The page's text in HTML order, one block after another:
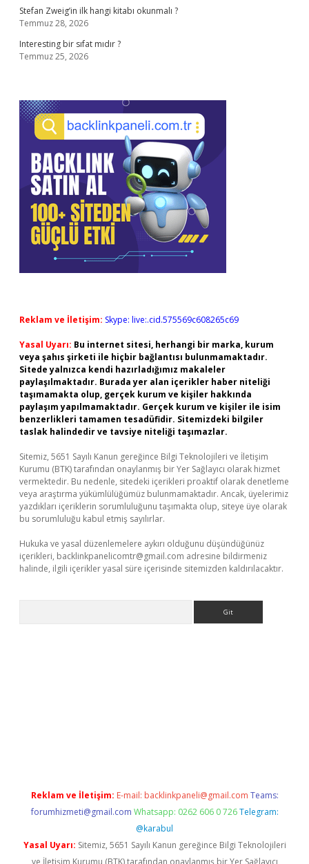
Stefan Zweig’in ilk hangi kitabı okunmalı ?
Temmuz 28, 2026
Interesting bir sıfat mıdır ?
Temmuz 25, 2026
Reklam ve İletişim: Skype: live:.cid.575569c608265c69
Yasal Uyarı: Bu internet sitesi, herhangi bir marka, kurum
veya şahıs şirketi ile hiçbir bağlantısı bulunmamaktadır.
Sitede yalnızca kendi hazırladığımız makaleler
paylaşılmaktadır. Burada yer alan içerikler haber niteliği
taşımamakta olup, gerçek kurum ve kişiler hakkında
paylaşım yapılmamaktadır. Gerçek kurum ve kişiler ile isim
benzerlikleri tamamen tesadüfidir. Sitemizdeki bilgiler
taslak halindedir ve tavsiye niteliği taşımazlar.
Sitemiz, 5651 Sayılı Kanun gereğince Bilgi Teknolojileri ve İletişim
Kurumu (BTK) tarafından onaylanmış bir Yer Sağlayıcı olarak hizmet
vermektedir. Bu nedenle, sitedeki içerikleri proaktif olarak denetleme
veya araştırma yükümlülüğümüz bulunmamaktadır. Ancak, üyelerimiz
yazdıkları içeriklerin sorumluluğunu taşımakta olup, siteye üye olarak
bu sorumluluğu kabul etmiş sayılırlar.
Hukuka ve yasal düzenlemelere aykırı olduğunu düşündüğünüz
içerikleri, backlinkpanelicomtr@gmail.com adresine bildirmeniz
halinde, ilgili içerikler yasal süre içerisinde sitemizden kaldırılacaktır.
Reklam ve İletişim: E-mail: backlinkpaneli@gmail.com Teams:
forumhizmeti@gmail.com Whatsapp: 0262 606 0 726 Telegram:
@karabul
Yasal Uyarı: Sitemiz, 5651 Sayılı Kanun gereğince Bilgi Teknolojileri
ve İletişim Kurumu (BTK) tarafından onaylanmış bir Yer Sağlayıcı